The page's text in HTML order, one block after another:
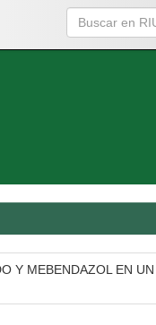
Y MEBENDAZOL EN